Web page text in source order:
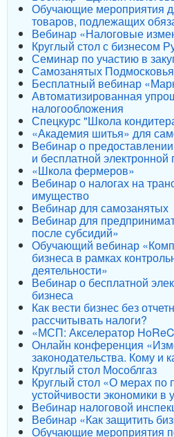
Обучающие мероприятия
товаров, подлежащих
Вебинар «Налоговые
Круглый стол с бизнесом
Семинар по участию в
Самозанятых
Бесплатный вебинар
Автоматизированная
налогообложения
Спецкурс "Школа
«Академия шитья» для
Вебинар о
и бесплатной
«Школа фермеров»
Вебинар о налогах на
имущество
Вебинар для самозанятых
Вебинар для
после субсидий»
Обучающий вебинар
бизнеса в рамках
деятельности»
Вебинар о бесплатной
бизнеса
Как вести бизнес без
рассчитывать налоги?
«МСП: Акселератор
Онлайн конференция
законодательства. Кому
Круглый стол Мособлгаз
Круглый стол «О мерах
устойчивости экономики в
Вебинар налоговой
Вебинар «Как защитить
Обучающие мероприятия